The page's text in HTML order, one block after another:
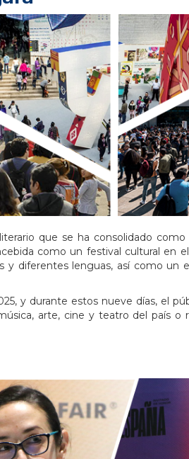
que se ha consolidado
como un festival cultural en
diferentes lenguas, así como un
y durante estos nueve días, el
arte, cine y teatro del país